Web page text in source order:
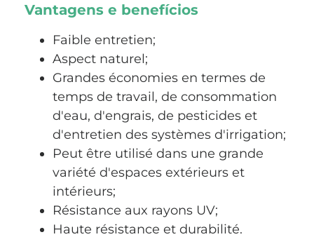
Vantagens e benefícios
Faible entretien;
Aspect naturel;
Grandes économies en termes de
temps de travail, de consommation
d'eau, d'engrais, de pesticides et
d'entretien des systèmes d'irrigation;
Peut être utilisé dans une grande
variété d'espaces extérieurs et
intérieurs;
Résistance aux rayons UV;
Haute résistance et durabilité.